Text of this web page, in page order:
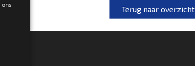
Terug naar overzicht